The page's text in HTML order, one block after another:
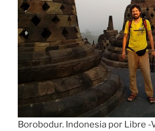
Borobodur. Indonesia por Libre